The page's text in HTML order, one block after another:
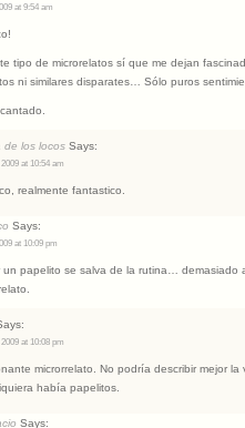
at 9:54 am
tipo de microrelatos sí que me dejan
ni similares disparates… Sólo puros
de los locos Says:
at 10:54 am
realmente fantastico.
Says:
at 10:09 pm
un papelito se salva de la rutina… demasiado
at 10:08 pm
microrrelato. No podría describir mejor
había papelitos.
Says: